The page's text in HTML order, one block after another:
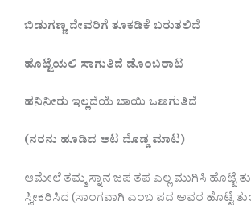
ಬಿಡುಗಣ್ಣ ದೇವರಿಗೆ ತೂಕಡಿಕೆ ಬರುತಲಿದೆ
ಹೊಟ್ಟೆಯಲಿ ಸಾಗುತಿದೆ ಡೊಂಬರಾಟ
ಹನಿನೀರು ಇಲ್ಲದೆಯೆ ಬಾಯಿ ಒಣಗುತಿದೆ
(ನರನು ಹೂಡಿದ ಆಟ ದೊಡ್ಡ ಮಾಟ)
ಆಮೇಲೆ ತಮ್ಮ ಸ್ನಾನ ಜಪ ತಪ ಎಲ್ಲ‌ ಮುಗಿಸಿ ಹೊಟ್ಟೆ
ಸ್ವೀಕರಿಸಿದ (ಸಾಂಗವಾಗಿ ಎಂಬ ಪದ ಅವರ ಹೊಟ್ಟೆ